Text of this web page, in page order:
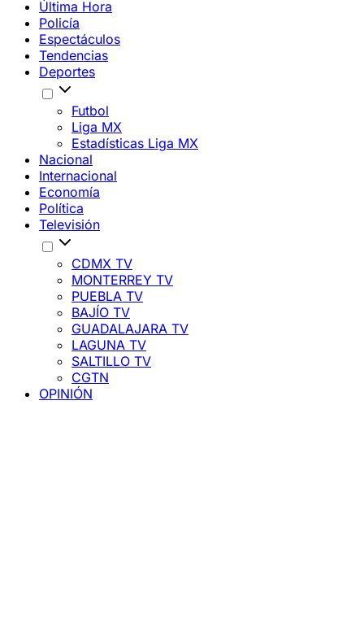
Última Hora
Policía
Espectáculos
Tendencias
Deportes
Futbol
Liga MX
Estadísticas Liga MX
Nacional
Internacional
Economía
Política
Televisión
CDMX TV
MONTERREY TV
PUEBLA TV
BAJÍO TV
GUADALAJARA TV
LAGUNA TV
SALTILLO TV
CGTN
OPINIÓN